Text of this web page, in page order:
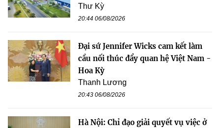
Thư Kỳ
20:44 06/08/2026
Đại sứ Jennifer Wicks cam kết làm
cầu nối thúc đẩy quan hệ Việt Nam -
Hoa Kỳ
Thanh Lương
20:43 06/08/2026
Hà Nội: Chỉ đạo giải quyết vụ việc ở